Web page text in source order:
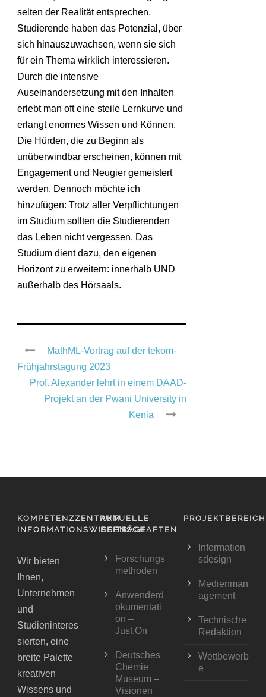
selten der Realität entsprechen.
Studierende haben das Potenzial, über
sich hinauszuwachsen, wenn sie sich
für ein Thema wirklich interessieren.
Durch die intensive
Auseinandersetzung mit den Inhalten
erlebt man oft eine steile Lernkurve und
erlangt enormes Wissen und Können.
Die Hürden, die zu Beginn als
unüberwindbar erscheinen, können mit
Engagement und Neugier gemeistert
werden. Dennoch möchte ich
hinzufügen: Trotz aller Verpflichtungen
im Studium sollten die Studierenden
das Leben nicht vergessen. Das
Studium dient dazu, den eigenen
Horizont zu erweitern: innerhalb UND
außerhalb des Hörsaals.
MathML-Vortrag auf der tekom-
Frühjahrstagung 2023
Prof. Alexander lehrt in einem DAAD-
Projekt an der Pwani University in
Kenia
KOMPETENZZENTRUM
INFORMATIONSWISSENSCHAFTEN
Wir bieten
Ihnen,
Unternehmen
und
Studieninteres
sierten, eine
breite Palette
kreativen
Wissens und
AKTUELLE
BEITRÄGE
Forschungs
methoden
Anwenderd
okumentati
on –
Just.On
Deutsches
Chemie
Museum –
Visionen
Information
sdesign
Medienman
agement
Technische
Redaktion
Wettbewerb
e